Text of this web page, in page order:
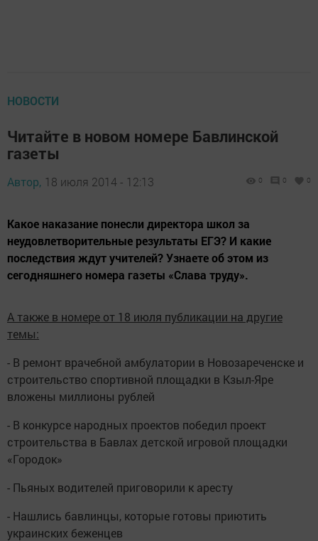
НОВОСТИ
Читайте в новом номере Бавлинской
газеты
Автор, 18 июля 2014 - 12:13 0 0 0
Какое наказание понесли директора школ за
неудовлетворительные результаты ЕГЭ? И какие
последствия ждут учителей? Узнаете об этом из
сегодняшнего номера газеты «Слава труду».
А также в номере от 18 июля публикации на другие
темы:
- В ремонт врачебной амбулатории в Новозареченске и
строительство спортивной площадки в Кзыл-Яре
вложены миллионы рублей
- В конкурсе народных проектов победил проект
строительства в Бавлах детской игровой площадки
«Городок»
- Пьяных водителей приговорили к аресту
- Нашлись бавлинцы, которые готовы приютить
украинских беженцев